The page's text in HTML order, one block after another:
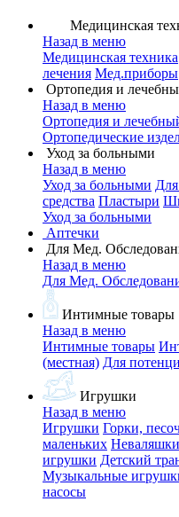
Медицинская
Назад в меню
Медицинская техника
лечения Мед.приборы
Ортопедия и
Назад в меню
Ортопедия и
Ортопедические
Уход за больными
Назад в меню
Уход за больными
средства Пластыри
Уход за больными
Аптечки
Для Мед.
Назад в меню
Для Мед.
Интимные товары
Назад в меню
Интимные товары
(местная) Для
Игрушки
Назад в меню
Игрушки Горки,
маленьких
игрушки Детский
Музыкальные
насосы